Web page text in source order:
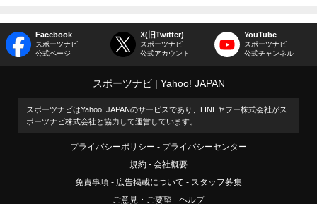
Facebook
スポーツナビ
公式ページ
X(旧Twitter)
スポーツナビ
公式アカウント
YouTube
スポーツナビ
公式チャンネル
スポーツナビ Yahoo! JAPAN
スポーツナビはYahoo! JAPANのサービスであり、LINEヤフー株式会社がス
ポーツナビ株式会社と協力して運営しています。
プライバシーポリシー
プライバシーセンター
規約
会社概要
免責事項
広告掲載について
スタッフ募集
ご意見・ご要望
ヘルプ